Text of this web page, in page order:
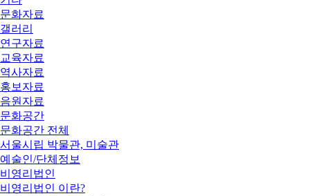
문화자료
갤러리
연구자료
교육자료
역사자료
홍보자료
음원자료
문화공간
문화공간 전체
서울시립 박물관, 미술관
예술인/단체정보
비영리법인
비영리법인 이란?